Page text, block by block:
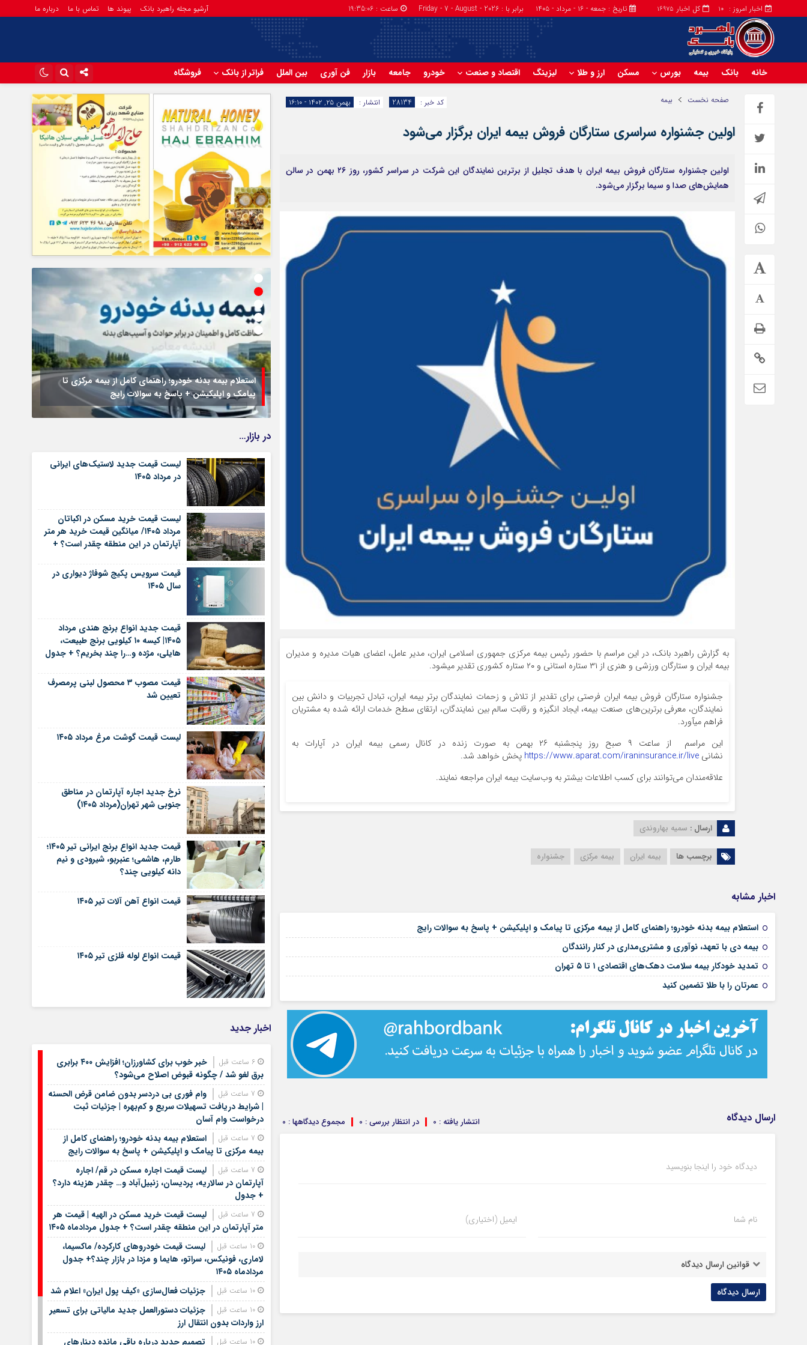
کل اخبار 16975 اخبار امروز : 10 تاریخ : جمعه - ۱۶ - مرداد - ۱۴۰۵ برابر با : Friday - 7 - August - 2026 ساعت : 19:35:07 آرشیو مجله راهبرد بانک پیوند ها تماس با ما درباره ما
خانه بانک بیمه بورس مسکن ارز و طلا لیزینگ اقتصاد و صنعت خودرو جامعه بازار فن آوری بین الملل فراتر از بانک فروشگاه
اینستاگرام
تلگرام
آپارات
صفحه نخست بیمه انتشار : بهمن ۲۵, ۱۴۰۲ - ۱۶:۱۰ کد خبر : 28134
اولین جشنواره سراسری ستارگان فروش بیمه ایران برگزار می‌شود
اولین جشنواره ستارگان فروش بیمه ایران با هدف تجلیل از برترین نمایندگان این شرکت در سراسر کشور، روز ۲۶ بهمن در سالن
همایش‌های صدا و سیما برگزار می‌شود.
به گزارش راهبرد بانک، در این مراسم با حضور رئیس بیمه مرکزی جمهوری اسلامی ایران، مدیر عامل، اعضای هیات مدیره و مدیران
بیمه ایران و ستارگان ورزشی و هنری از ۳۱ ستاره استانی و ۲۰ ستاره کشوری تقدیر می­شود.
جشنواره ستارگان فروش بیمه ایران فرصتی برای تقدیر از تلاش و زحمات نمایندگان برتر بیمه ایران، تبادل تجربیات و دانش بین
نمایندگان، معرفی برترین‌های صنعت بیمه، ایجاد انگیزه و رقابت سالم بین نمایندگان، ارتقای سطح خدمات ارائه شده به مشتریان
فراهم می­آورد.
این مراسم از ساعت ۹ صبح روز پنجشنبه ۲۶ بهمن به صورت زنده در کانال رسمی بیمه ایران در آپارات به
نشانی https://www.aparat.com/iraninsurance.ir/live پخش خواهد شد.
علاقه‌مندان می‌توانند برای کسب اطلاعات بیشتر به وب‌سایت بیمه ایران مراجعه نمایند.
ارسال : سمیه بهاروندی
برچسب ها بیمه ایران بیمه مرکزی جشنواره
اخبار مشابه
استعلام بیمه بدنه خودرو؛ راهنمای کامل از بیمه مرکزی تا پیامک و اپلیکیشن + پاسخ به سوالات رایج
بیمه دی با تعهد، نوآوری و مشتری‌مداری در کنار رانندگان
تمدید خودکار بیمه سلامت دهک‌های اقتصادی ۱ تا ۵ تهران
عمرتان را با طلا تضمین کنید
ارسال دیدگاه مجموع دیدگاهها : 0 در انتظار بررسی : 0 انتشار یافته : 0
دیدگاه خود را اینجا بنویسید
نام شما ایمیل (اختیاری)
قوانین ارسال دیدگاه
وام فوری بی دردسر بدون ضامن قرض الحسنه | شرایط
دریافت تسهیلات سریع و کم‌بهره | جزئیات ثبت درخواست
وام آسان
استعلام بیمه بدنه خودرو؛ راهنمای کامل از بیمه مرکزی تا
پیامک و اپلیکیشن + پاسخ به سوالات رایج
در بازار…
لیست قیمت جدید لاستیک‌های ایرانی
در مرداد ۱۴۰۵
لیست قیمت خرید مسکن در اکباتان
مرداد ۱۴۰۵/ میانگین قیمت خرید هر متر
آپارتمان در این منطقه چقدر است؟ +
قیمت سرویس پکیج شوفاژ دیواری در
سال ۱۴۰۵
قیمت جدید انواع برنج هندی مرداد
۱۴۰۵| کیسه ۱۰ کیلویی برنج طبیعت،
هایلی، مژده و…را چند بخریم؟ + جدول
قیمت مصوب ۳ محصول لبنی پرمصرف
تعیین شد
لیست قیمت گوشت مرغ مرداد ۱۴۰۵
نرخ جدید اجاره آپارتمان در مناطق
جنوبی شهر تهران(مرداد ۱۴۰۵)
قیمت جدید انواع برنج ایرانی تیر ۱۴۰۵؛
طارم، هاشمی؛ عنبربو، شیرودی و نیم
دانه کیلویی چند؟
قیمت انواع آهن آلات تیر ۱۴۰۵
قیمت انواع لوله فلزی تیر ۱۴۰۵
اخبار جدید
خبر خوب برای کشاورزان؛ افزایش ۴۰۰ برابری
برق لغو شد / چگونه قبوض اصلاح می‌شود؟
وام فوری بی دردسر بدون ضامن قرض الحسنه
| شرایط دریافت تسهیلات سریع و کم‌بهره | جزئیات ثبت
درخواست وام آسان
استعلام بیمه بدنه خودرو؛ راهنمای کامل از
بیمه مرکزی تا پیامک و اپلیکیشن + پاسخ به سوالات رایج
لیست قیمت اجاره مسکن در قم/ اجاره
آپارتمان در سالاریه، پردیسان، زنبیل‌آباد و… چقدر هزینه دارد؟
+ جدول
لیست قیمت خرید مسکن در الهیه | قیمت هر
متر آپارتمان در این منطقه چقدر است؟ + جدول مردادماه ۱۴۰۵
10 ساعت قبل
لیست قیمت خودروهای کارکرده/ ماکسیما،
لاماری، فونیکس، سراتو، هایما و مزدا در بازار چند؟+ جدول
مردادماه ۱۴۰۵
10 ساعت قبل جزئیات فعال‌سازی «کیف پول ایران» اعلام شد
10 ساعت قبل
جزئیات دستورالعمل جدید مالیاتی برای تسعیر
ارز واردات بدون انتقال ارز
10 ساعت قبل تصمیم جدید درباره باقی مانده دینارهای